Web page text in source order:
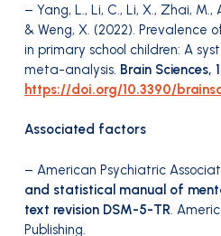
– Yang, L., Li, C., Li, X., Zhai, M.,
& Weng, X. (2022). Prevalence
in primary school children: A
meta-analysis. Brain Sciences,
https://doi.org/10.3390/
Associated factors
– American Psychiatric
and statistical manual of
text revision DSM-5-TR.
Publishing.